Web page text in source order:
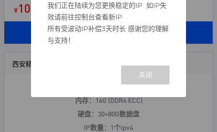
¥108.00 起/ 月
立即购买
西安精品云-D
CPU：8核 (E5/金牌随机)
内存：16G (DDR4 ECC)
硬盘：30+80G数据盘
IP数量：1个ipv4
我们正在陆续为您更换稳定的IP 如IP失
效请前往控制台查看新IP
所有受波动IP补偿3天时长 感谢您的理解
与支持！